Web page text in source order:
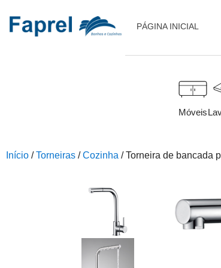
PÁGINA INICIAL
Móveis
Início /Torneiras /Cozinha / Torneira de bancada